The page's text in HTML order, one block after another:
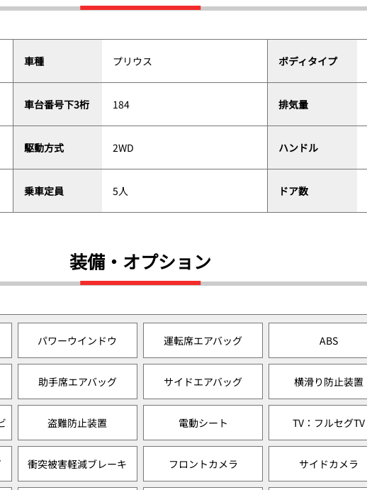
車種 プリウス ボディタイプ
車台番号下3桁 184 排気量
駆動方式 2WD ハンドル
乗車定員 5人 ドア数
装備・オプション
パワーウインドウ 運転席エアバッグ ABS
助手席エアバッグ サイドエアバッグ 横滑り防止装置
盗難防止装置 電動シート TV：フルセグTV
衝突被害軽減ブレーキ フロントカメラ サイドカメラ